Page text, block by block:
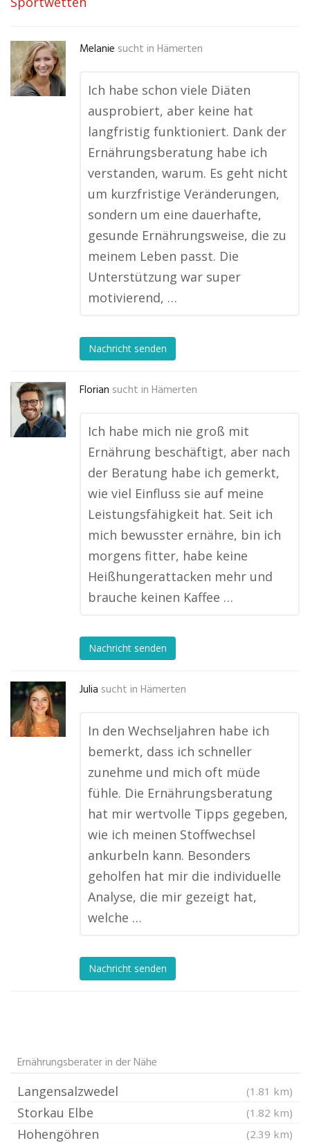
Melanie sucht in Hämerten
Ich habe schon viele Diäten
ausprobiert, aber keine hat
langfristig funktioniert. Dank der
Ernährungsberatung habe ich
verstanden, warum. Es geht nicht
um kurzfristige Veränderungen,
sondern um eine dauerhafte,
gesunde Ernährungsweise, die zu
meinem Leben passt. Die
Unterstützung war super
motivierend, …
Nachricht senden
Florian sucht in Hämerten
Ich habe mich nie groß mit
Ernährung beschäftigt, aber nach
der Beratung habe ich gemerkt,
wie viel Einfluss sie auf meine
Leistungsfähigkeit hat. Seit ich
mich bewusster ernähre, bin ich
morgens fitter, habe keine
Heißhungerattacken mehr und
brauche keinen Kaffee …
Nachricht senden
Julia sucht in Hämerten
In den Wechseljahren habe ich
bemerkt, dass ich schneller
zunehme und mich oft müde
fühle. Die Ernährungsberatung
hat mir wertvolle Tipps gegeben,
wie ich meinen Stoffwechsel
ankurbeln kann. Besonders
geholfen hat mir die individuelle
Analyse, die mir gezeigt hat,
welche …
Nachricht senden
Ernährungsberater in der Nähe
Langensalzwedel (1.81 km)
Storkau Elbe (1.82 km)
Hohengöhren (2.39 km)